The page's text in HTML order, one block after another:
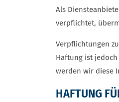
Als
verpflichtet,
Verpflichtungen
Haftung ist
werden wir diese
HAFTUNG